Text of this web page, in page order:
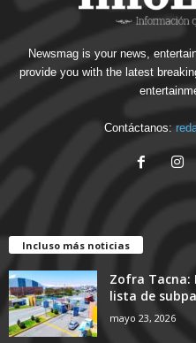
Newsmag is your news,
provide you with the latest
Contáctanos:
Incluso más noticias
Zofra Tacna:
lista de
mayo 23, 2026